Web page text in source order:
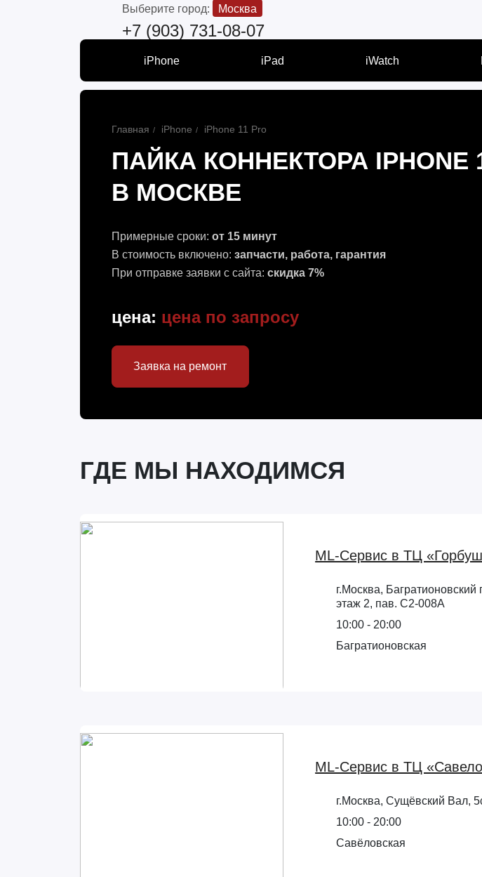
Выберите город: Москва
+7 (903) 731-08-07
iPhone iPad iWatch
Главная iPhone iPhone 11 Pro
ПАЙКА КОННЕКТОРА IPHONE
В МОСКВЕ
Примерные сроки: от 15 минут
В стоимость включено: запчасти, работа, гарантия
При отправке заявки с сайта: скидка 7%
цена: цена по запросу
Заявка на ремонт
ГДЕ МЫ НАХОДИМСЯ
ML-Сервис в ТЦ
г.Москва,
этаж 2, пав. С2-008А
10:00 - 20:00
Багратионовская
ML-Сервис в ТЦ
г.Москва, Сущёвский Вал,
10:00 - 20:00
Савёловская